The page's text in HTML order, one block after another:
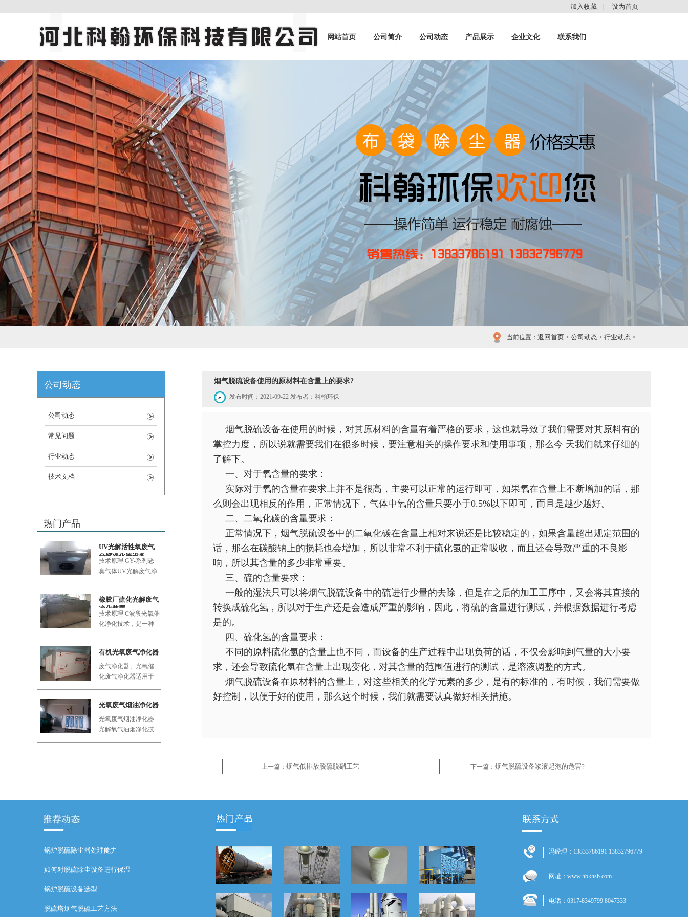
加入收藏 设为首页
网站首页 公司简介 公司动态 产品展示 企业文化 联系我们
当前位置： 返回首页 > 公司动态 > 行业动态 >
公司动态
公司动态
常见问题
行业动态
技术文档
热门产品
UV光解活性氧废气
分解净化器设备
技术原理 GY-系列恶
臭气体UV光解废气净
橡胶厂硫化光解废气
净化装置
技术原理 C波段光氧催
化净化技术，是一种
有机光氧废气净化器
废气净化器、光氧催
化废气净化器适用于
光氧废气烟油净化器
光氧废气烟油净化器
光解氧气油烟净化技
烟气脱硫设备使用的原材料在含量上的要求?
发布时间：2021-09-22 发布者：科翰环保
烟气脱硫设备在使用的时候，对其原材料的含量有着严格的要求，这也就导致了我们需要对其原料有的
掌控力度，所以说就需要我们在很多时候，要注意相关的操作要求和使用事项，那么今 天我们就来仔细的
了解下。
一、对于氧含量的要求：
实际对于氧的含量在要求上并不是很高，主要可以正常的运行即可，如果氧在含量上不断增加的话，那
么则会出现相反的作用，正常情况下，气体中氧的含量只要小于0.5%以下即可，而且是越少越好。
二、二氧化碳的含量要求：
正常情况下，烟气脱硫设备中的二氧化碳在含量上相对来说还是比较稳定的，如果含量超出规定范围的
话，那么在碳酸钠上的损耗也会增加，所以非常不利于硫化氢的正常吸收，而且还会导致严重的不良影
响，所以其含量的多少非常重要。
三、硫的含量要求：
一般的湿法只可以将烟气脱硫设备中的硫进行少量的去除，但是在之后的加工工序中，又会将其直接的
转换成硫化氢，所以对于生产还是会造成严重的影响，因此，将硫的含量进行测试，并根据数据进行考虑
是的。
四、硫化氢的含量要求：
不同的原料硫化氢的含量上也不同，而设备的生产过程中出现负荷的话，不仅会影响到气量的大小要
求，还会导致硫化氢在含量上出现变化，对其含量的范围值进行的测试，是溶液调整的方式。
烟气脱硫设备在原材料的含量上，对这些相关的化学元素的多少，是有的标准的，有时候，我们需要做
好控制，以便于好的使用，那么这个时候，我们就需要认真做好相关措施。
上一篇： 烟气低排放脱硫脱硝工艺 下一篇： 烟气脱硫设备浆液起泡的危害?
锅炉脱硫除尘器处理能力
如何对脱硫除尘设备进行保温
锅炉脱硫设备选型
脱硫塔烟气脱硫工艺方法
冯经理：13833786191 13832796779
网址：www.hbkhsb.com
电话：0317-8349799 8047333